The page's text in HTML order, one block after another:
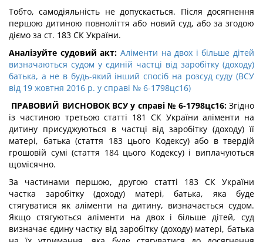
Тобто, самодіяльність не допускається. Після досягнення
першою дитиною повноліття або новий суд, або за згодою
діємо за ст. 183 СК України.
Аналізуйте судовий акт: Аліменти на двох і більше дітей
визначаються судом у єдиній частці від заробітку (доходу)
батька, а не в будь-який інший спосіб на розсуд суду (ВСУ
від 19 жовтня 2016 р. у справі № 6-1798цс16)
ПРАВОВИЙ ВИСНОВОК ВСУ у справі № 6-1798цс16:Згідно
із частиною третьою статті 181 СК України аліменти на
дитину присуджуються в частці від заробітку (доходу) її
матері, батька (стаття 183 цього Кодексу) або в твердій
грошовій сумі (стаття 184 цього Кодексу) і виплачуються
щомісячно.
За частинами першою, другою статті 183 СК України
частка заробітку (доходу) матері, батька, яка буде
стягуватися як аліменти на дитину, визначається судом.
Якщо стягуються аліменти на двох і більше дітей, суд
визначає єдину частку від заробітку (доходу) матері, батька